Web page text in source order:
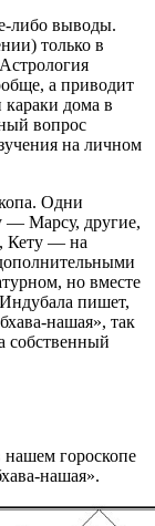
либо выводы.
только в
а приводит
караки дома в
вопрос
на личном
Одни
— Марсу, другие,
Кету — на
но вместе
пишет,
нашая», так
собственный
гороскопе
нашая».